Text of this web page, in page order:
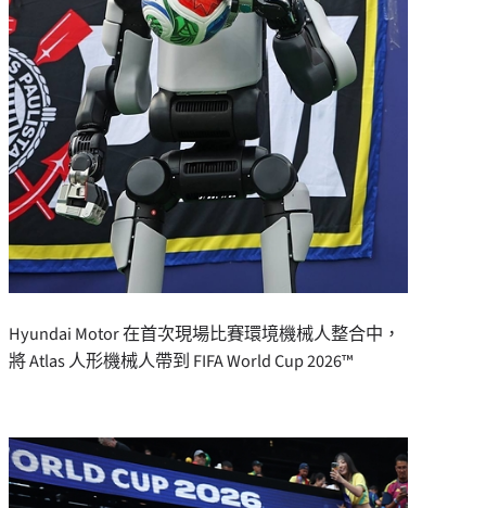
Hyundai Motor 在首次現場比賽環境機械人整合中，
將 Atlas 人形機械人帶到 FIFA World Cup 2026™